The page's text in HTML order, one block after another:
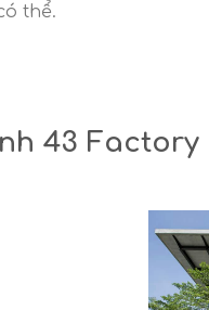
thể.
43 Factory